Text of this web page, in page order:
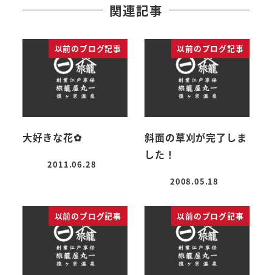
関連記事
以前のブログ記事
大好きな花✿
投稿日
2011.06.28
以前のブログ記事
斜面の草刈が完了しま
した！
投稿日
2008.05.18
以前のブログ記事 以前のブログ記事